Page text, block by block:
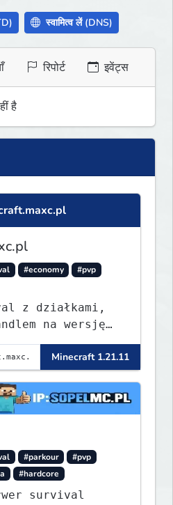
स्वामित्व लें (DNS)
रिपोर्ट इवेंट्स
है
#economy
#pvp
z działkami,
na wersję
ON
Minecraft 1.21.11
#parkour
#pvp
#hardcore
survival